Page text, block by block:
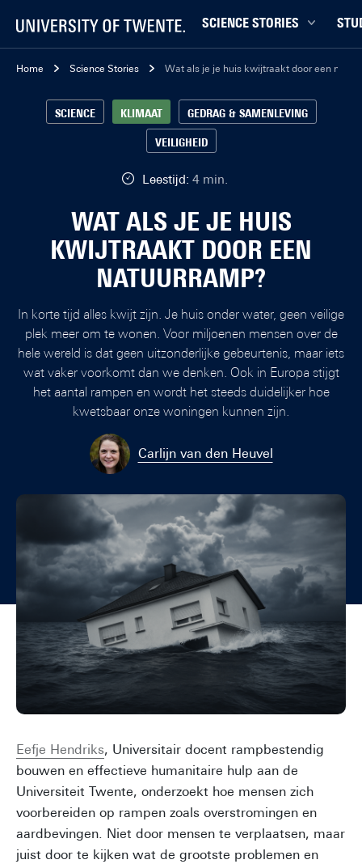
SCIENCE STORIES
Chiptechnologie
Gedrag & samenleving
Gezondheid
Klimaat
Robotica
Veiligheid
Home Science Stories Wat als je je huis kwijtraakt door een
Leestijd: 4 min.
SCIENCE KLIMAAT GEDRAG & SAMENLEVING
VEILIGHEID
WAT ALS JE JE HUIS
KWIJTRAAKT DOOR EEN
NATUURRAMP?
In korte tijd alles kwijt zijn. Je huis onder water, geen veilige
plek meer om te wonen. Voor miljoenen mensen over de
hele wereld is dat geen uitzonderlijke gebeurtenis, maar iets
wat vaker voorkomt dan we denken. Ook in Europa stijgt
het aantal rampen en wordt het steeds duidelijker hoe
kwetsbaar onze woningen kunnen zijn.
Carlijn van den Heuvel
Eefje Hendriks, Universitair docent rampbestendig
bouwen en effectieve humanitaire hulp aan de
Universiteit Twente, onderzoekt hoe mensen zich
voorbereiden op rampen zoals overstromingen en
aardbevingen. Niet door mensen te verplaatsen, maar
juist door te kijken wat de grootste problemen en